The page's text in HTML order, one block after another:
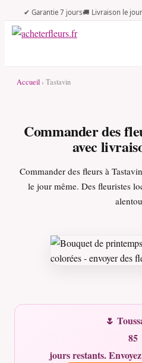
✔ Garantie 7 jours🚚 Livraison le
Accueil › Tastavin
Commander des
avec
Commander des fleurs à
le jour même. Des fleuristes
🌷
85
jours restants.